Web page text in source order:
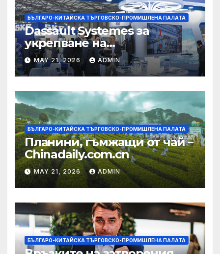
БЪЛГАРО-КИТАЙСКА ТЪРГОВСКО-ПРОМИШЛЕНА ПАЛАТА
Dassault Systemes за
укрепване на
изграждането на AI
екосистема в Китай
MAY 21, 2026 ADMIN
БЪЛГАРО-КИТАЙСКА ТЪРГОВСКО-ПРОМИШЛЕНА ПАЛАТА
Планини, гъмжащи от чай –
Chinadaily.com.cn
MAY 21, 2026 ADMIN
БЪЛГАРО-КИТАЙСКА ТЪРГОВСКО-ПРОМИШЛЕНА ПАЛАТА